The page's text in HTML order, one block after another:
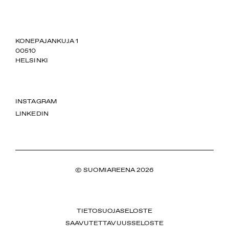
SUOMIAREENA
KONEPAJANKUJA 1
00510
HELSINKI
INSTAGRAM
LINKEDIN
© SUOMIAREENA 2026
TIETOSUOJASELOSTE
SAAVUTETTAVUUSSELOSTE